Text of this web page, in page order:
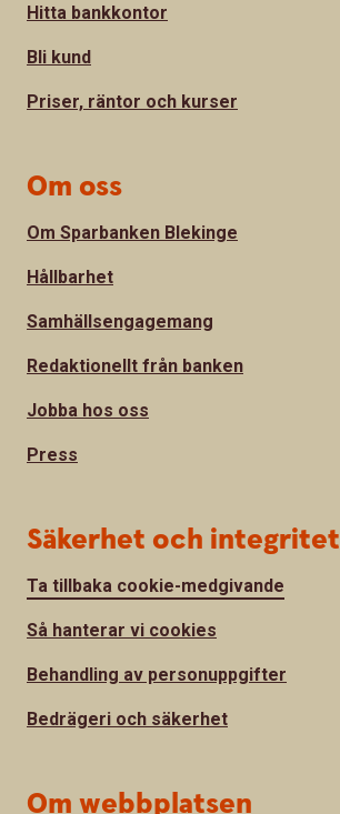
Hitta bankkontor
Bli kund
Priser, räntor och kurser
Om oss
Om Sparbanken Blekinge
Hållbarhet
Samhällsengagemang
Redaktionellt från banken
Jobba hos oss
Press
Säkerhet och integritet
Ta tillbaka cookie-medgivande
Så hanterar vi cookies
Behandling av personuppgifter
Bedrägeri och säkerhet
Om webbplatsen